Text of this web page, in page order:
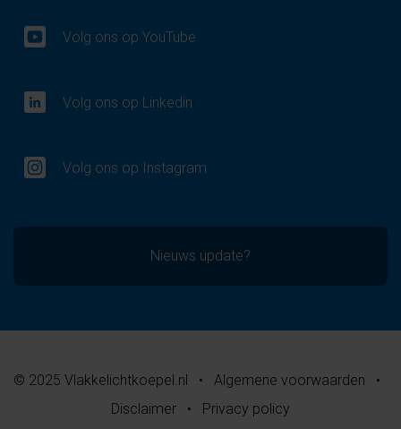
Volg ons op YouTube
Volg ons op Linkedin
Volg ons op Instagram
Nieuws update?
© 2025 Vlakkelichtkoepel.nl • Algemene voorwaarden
•
Disclaimer
• Privacy policy